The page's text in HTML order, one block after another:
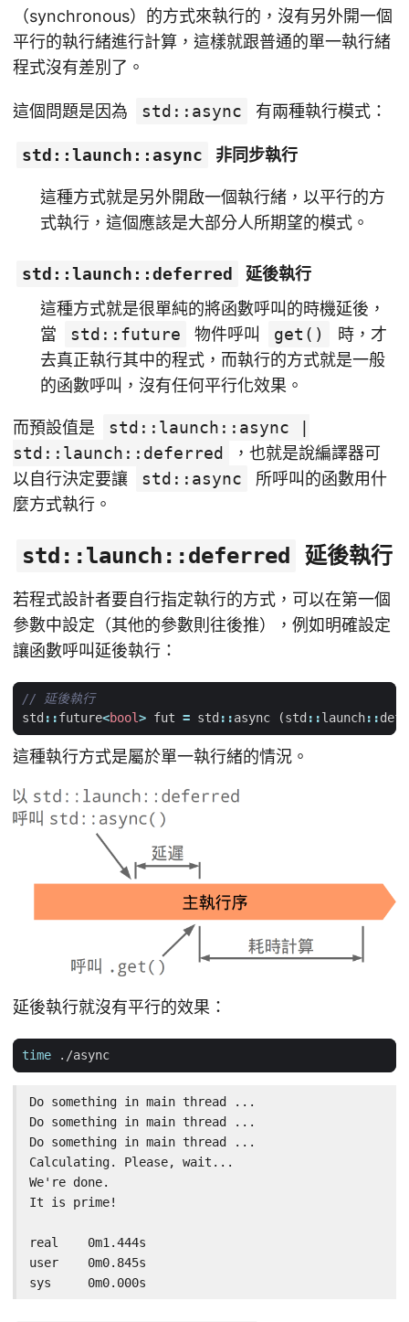
（synchronous）的方式來執行的，沒有另外開一個
平行的執行緒進行計算，這樣就跟普通的單一執行緒
程式沒有差別了。
這個問題是因為 std::async 有兩種執行模式：
std::launch::async 非同步執行
這種方式就是另外開啟一個執行緒，以平行的方
式執行，這個應該是大部分人所期望的模式。
std::launch::deferred
延後執行
這種方式就是很單純的將函數呼叫的時機延後，
當
std::future 物件呼叫 get()
時，才
去真正執行其中的程式，而執行的方式就是一般
的函數呼叫，沒有任何平行化效果。
而預設值是
std::launch::async |
std::launch::deferred
，也就是說編譯器可
以自行決定要讓
std::async
所呼叫的函數用什
麼方式執行。
std::launch::deferred 延後執行
若程式設計者要自行指定執行的方式，可以在第一個
參數中設定（其他的參數則往後推），例如明確設定
讓函數呼叫延後執行：
std ::future<bool> fut = std ::async (std ::launch::
這種執行方式是屬於單一執行緒的情況。
延後執行就沒有平行的效果：
time
Do something in main thread ...
Do something in main thread ...
Do something in main thread ...
Calculating. Please, wait...
We're done.
It is prime!
real	0m1.444s
user	0m0.845s
sys	0m0.000s